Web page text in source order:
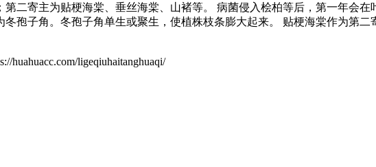
二寄主为贴梗海棠、垂丝海棠、山褚等。 病菌侵入桧柏等后，第一年会在
孢子角。冬孢子角单生或聚生，使植株枝条膨大起来。 贴梗海棠作为第
ligeqiuhaitanghuaqi/